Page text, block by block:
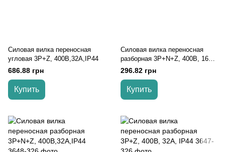
Силовая вилка переносная
угловая 3Р+Z, 400В,32A,IP44
686.88 грн
Купить
Силовая вилка переносная
разборная 3Р+N+Z, 400В, 16А,
IP44
296.82 грн
Купить